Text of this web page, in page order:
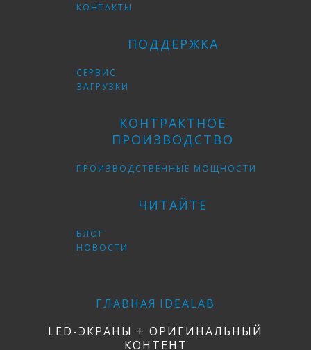
КОНТАКТЫ
ПОДДЕРЖКА
СЕРВИС
ЗАГРУЗКИ
КОНТРАКТНОЕ
ПРОИЗВОДСТВО
ПРОИЗВОДСТВЕННЫЕ МОЩНОСТИ
ЧИТАЙТЕ
БЛОГ
НОВОСТИ
ГЛАВНАЯ IDEALAB
LED-ЭКРАНЫ + ОРИГИНАЛЬНЫЙ
КОНТЕНТ